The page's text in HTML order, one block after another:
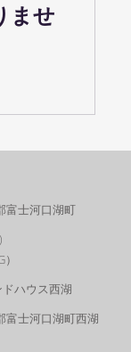
ませ
富士河口湖町
ドハウス西湖
富士河口湖町西湖